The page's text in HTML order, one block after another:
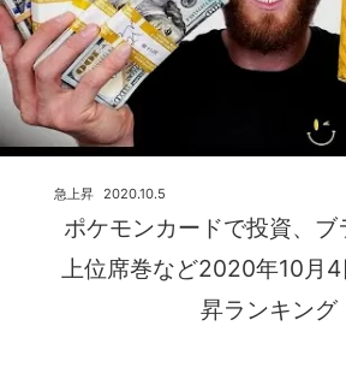
ポケモンカードで投資、ブ
上位席巻など2020年10月
昇ランキング
2020.10.5
急上昇